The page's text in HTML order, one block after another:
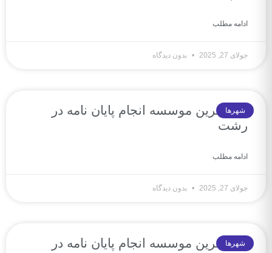
ادامه مطلب
جولای 27, 2025 بدون دیدگاه
شهرها10 بهترین موسسه انجام پایان نامه در
رشت
ادامه مطلب
جولای 27, 2025 بدون دیدگاه
شهرها10 بهترین موسسه انجام پایان نامه در